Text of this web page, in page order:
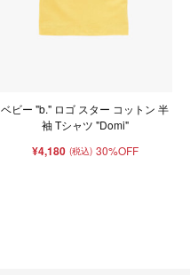
ベビー "b." ロゴ スター コットン 半
袖 Tシャツ "Domi"
¥4,180 (税込) 30%OFF